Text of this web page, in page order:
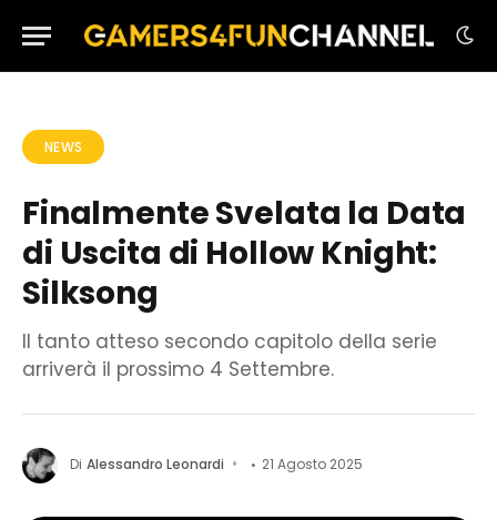
NEWS
Finalmente Svelata la Data
di Uscita di Hollow Knight:
Silksong
Il tanto atteso secondo capitolo della serie
arriverà il prossimo 4 Settembre.
Di Alessandro Leonardi 21 Agosto 2025